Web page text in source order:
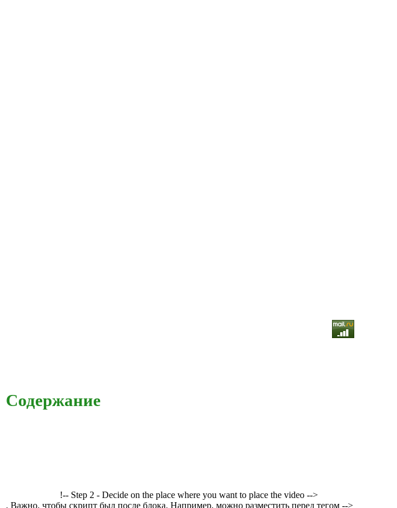
Содержание
!-- Step 2 - Decide on the place where you want to place the video -->
. Важно, чтобы скрипт был после блока. Например, можно разместить перед тегом -->